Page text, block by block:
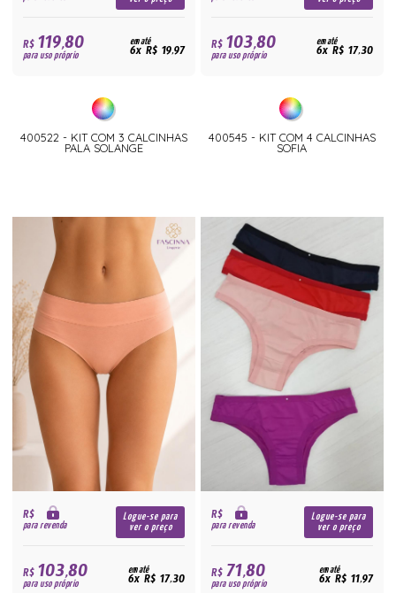
R$119,80
para uso próprio
em até
6x R$ 19,97
400522 - KIT COM 3 CALCINHAS
PALA SOLANGE
R$103,80
para uso próprio
em até
6x R$ 17,30
400545 - KIT COM 4 CALCINHAS
SOFIA
R$
para revenda
Logue-se para
ver o preço
R$103,80
para uso próprio
em até
6x R$ 17,30
R$
para revenda
Logue-se para
ver o preço
R$71,80
para uso próprio
em até
6x R$ 11,97